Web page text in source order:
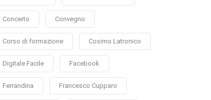
Concerto Convegno
Corso di formazione Cosimo Latronico
Digitale Facile Facebook
Ferrandina Francesco Cupparo